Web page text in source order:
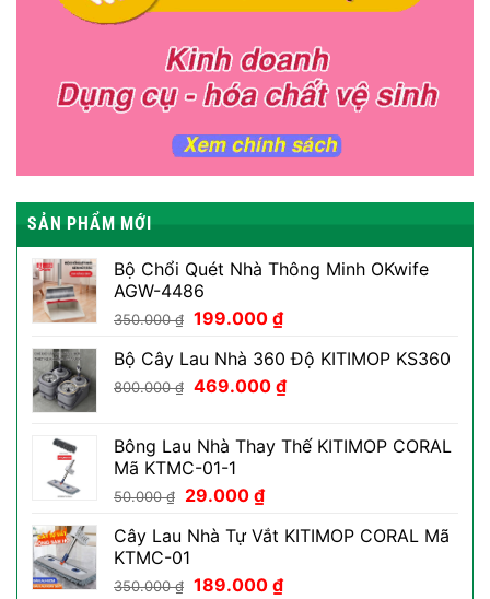
SẢN PHẨM MỚI
Bộ Chổi Quét Nhà Thông Minh OKwife
AGW-4486
350.000₫ Giá
là:
350.000 ₫.
199.000 ₫Giá
tại
là:
Bộ Cây Lau Nhà 360 Độ KITIMOP KS360
800.000₫ Giá
800.000 ₫.
469.000 ₫Giá
là:
Bông Lau Nhà Thay Thế KITIMOP CORAL
Mã KTMC-01-1
50.000₫
Giá
là:
50.000 ₫.
29.000 ₫Giá
tại
29.000 ₫.
Cây Lau Nhà Tự Vắt KITIMOP CORAL Mã
KTMC-01
350.000₫ Giá
189.000 ₫Giá